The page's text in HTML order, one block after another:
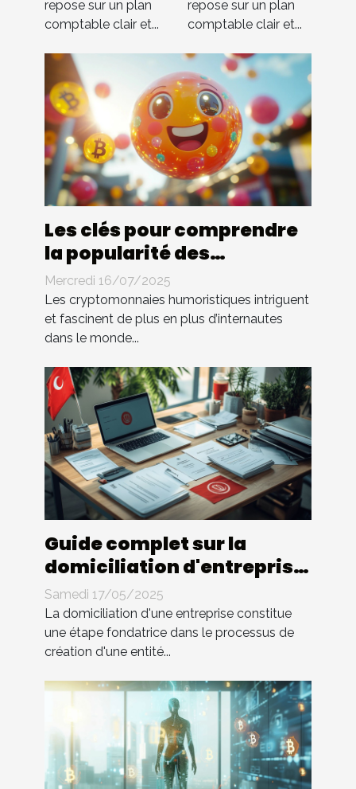
tout !
repose sur un plan
comptable clair et...
tout !
repose sur un plan
comptable clair et...
Les clés pour comprendre
la popularité des
cryptomonnaies
humoristiques
Mercredi 16/07/2025
Les cryptomonnaies humoristiques intriguent
et fascinent de plus en plus d’internautes
dans le monde...
Guide complet sur la
domiciliation d'entreprise
en Tunisie
Samedi 17/05/2025
La domiciliation d'une entreprise constitue
une étape fondatrice dans le processus de
création d'une entité...